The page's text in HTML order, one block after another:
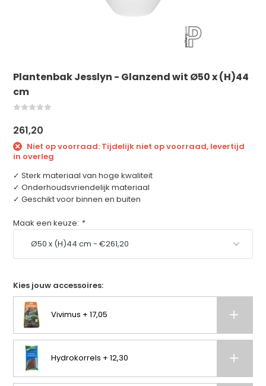
Plantenbak Jesslyn - Glanzend wit Ø50 x (H)44
cm
261,20
Niet op voorraad: Tijdelijk niet op voorraad, levertijd
in overleg
✓ Sterk materiaal van hoge kwaliteit
✓ Onderhoudsvriendelijk materiaal
✓ Geschikt voor binnen en buiten
Maak een keuze: *
Kies jouw accessoires:
Vivimus + 17,05
Hydrokorrels + 12,30